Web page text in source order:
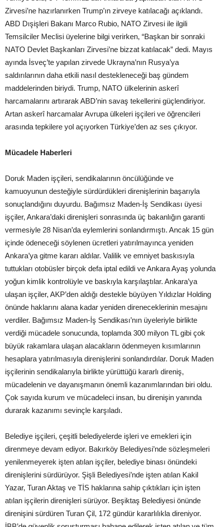
Zirvesi’ne hazırlanırken Trump’ın zirveye katılacağı açıklandı.
ABD Dışişleri Bakanı Marco Rubio, NATO Zirvesi ile ilgili
Temsilciler Meclisi üyelerine bilgi verirken, “Başkan bir sonraki
NATO Devlet Başkanları Zirvesi’ne bizzat katılacak” dedi. Mayıs
ayında İsveç’te yapılan zirvede Ukrayna’nın Rusya’ya
saldırılarının daha etkili nasıl destekleneceği baş gündem
maddelerinden biriydi. Trump, NATO ülkelerinin askerî
harcamalarını artırarak ABD’nin savaş tekellerini güçlendiriyor.
Artan askerî harcamalar Avrupa ülkeleri işçileri ve öğrencileri
arasında tepkilere yol açıyorken Türkiye’den az ses çıkıyor.
Mücadele Haberleri
Doruk Maden işçileri, sendikalarının öncülüğünde ve
kamuoyunun desteğiyle sürdürdükleri direnişlerinin başarıyla
sonuçlandığını duyurdu. Bağımsız Maden-İş Sendikası üyesi
işçiler, Ankara’daki direnişleri sonrasında üç bakanlığın garanti
vermesiyle 28 Nisan’da eylemlerini sonlandırmıştı. Ancak 15 gün
içinde ödeneceği söylenen ücretleri yatırılmayınca yeniden
Ankara’ya gitme kararı aldılar. Valilik ve emniyet baskısıyla
tuttukları otobüsler birçok defa iptal edildi ve Ankara Ayaş yolunda
yoğun kimlik kontrolüyle ve baskıyla karşılaştılar. Ankara’ya
ulaşan işçiler, AKP’den aldığı destekle büyüyen Yıldızlar Holding
önünde haklarını alana kadar yeniden direneceklerinin mesajını
verdiler. Bağımsız Maden-İş Sendikası’nın üyeleriyle birlikte
verdiği mücadele sonucunda, toplamda 300 milyon TL gibi çok
büyük rakamlara ulaşan alacakların ödenmeyen kısımlarının
hesaplara yatırılmasıyla direnişlerini sonlandırdılar. Doruk Maden
işçilerinin sendikalarıyla birlikte yürüttüğü kararlı direniş,
mücadelenin ve dayanışmanın önemli kazanımlarından biri oldu.
Çok sayıda kurum ve mücadeleci insan, bu direnişin yanında
durarak kazanımı sevinçle karşıladı.
Belediye işçileri, çeşitli belediyelerde işleri ve emekleri için
direnmeye devam ediyor. Bakırköy Belediyesi’nde sözleşmeleri
yenilenmeyerek işten atılan işçiler, belediye binası önündeki
direnişlerini sürdürüyor. Şişli Belediyesi’nde işten atılan Kakil
Yazar, Turan Aktaş ve TİS haklarına sahip çıktıkları için işten
atılan işçilerin direnişleri sürüyor. Beşiktaş Belediyesi önünde
direnişini sürdüren Turan Çil, 172 gündür kararlılıkla direniyor.